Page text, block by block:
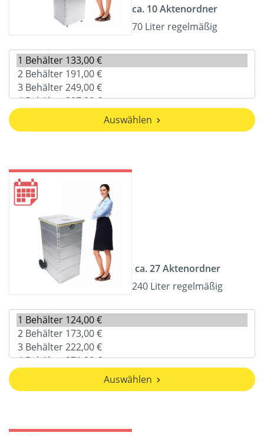
ca. 10 Aktenordner
70 Liter regelmäßig
Auswählen
ca. 27 Aktenordner
240 Liter regelmäßig
Auswählen